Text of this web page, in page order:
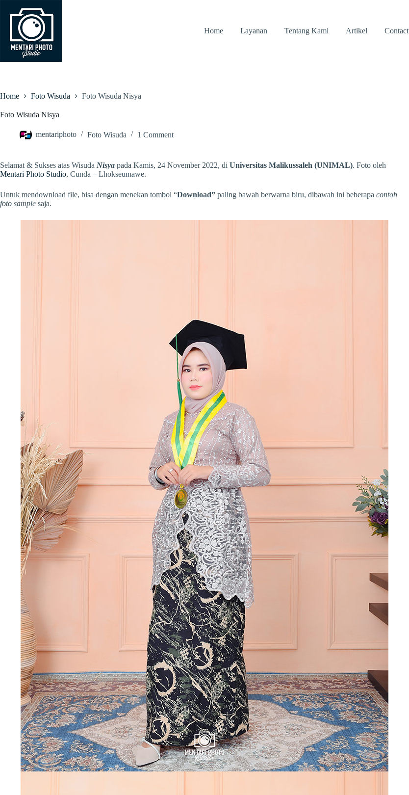
content
Home
Layanan Tentang Kami Artikel Contact
Home Foto Wisuda Foto Wisuda Nisya
Foto Wisuda Nisya
mentariphoto Foto Wisuda 1 Comment
Selamat & Sukses atas Wisuda Nisya pada Kamis, 24 November 2022, di Universitas Malikussaleh (UNIMAL). Foto oleh
Mentari Photo Studio, Cunda – Lhokseumawe.
Untuk mendownload file, bisa dengan menekan tombol “Download” paling bawah berwarna biru, dibawah ini beberapa contoh
foto sample saja.